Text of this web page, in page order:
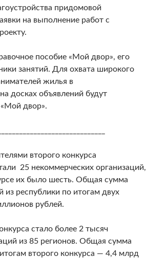
придомовой
на выполнение работ с
пособие «Мой двор», его
занятий. Для охвата широкого
жилья в
досках объявлений будут
«Мой двор».
второго конкурса
25 некоммерческих организаций,
их было шесть. Общая сумма
из республики по итогам двух
рублей.
стало более 2 тысяч
из 85 регионов. Общая сумма
второго конкурса — 4,4 млрд